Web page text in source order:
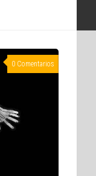
0 Comentarios